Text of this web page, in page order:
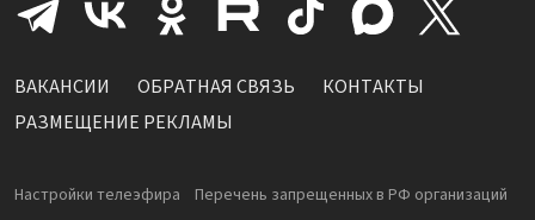
ВАКАНСИИ ОБРАТНАЯ СВЯЗЬ
КОНТАКТЫ
РАЗМЕЩЕНИЕ РЕКЛАМЫ
Настройки телеэфира
Перечень запрещенных в РФ организаций